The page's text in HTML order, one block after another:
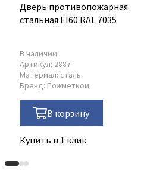
Дверь противопожарная
стальная EI60 RAL 7035
В наличии
Артикул: 2887
Материал: сталь
Бренд: Пожметком
В корзину
Купить в 1 клик